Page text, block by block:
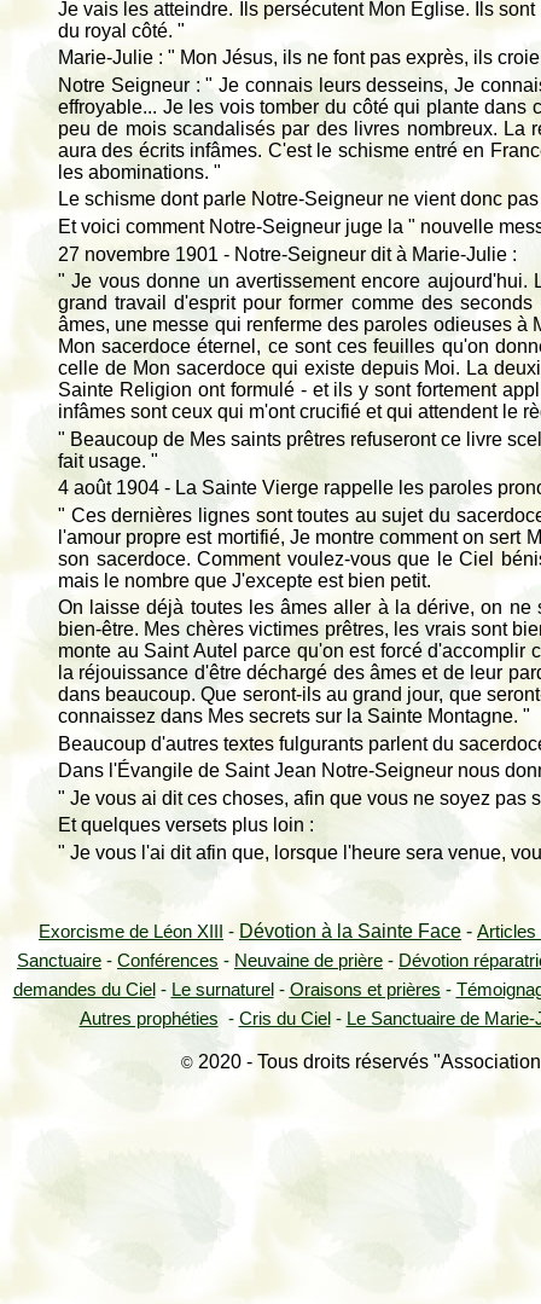
Je vais les atteindre. Ils persécutent Mon Église. Ils
du royal côté. "
Marie-Julie : " Mon Jésus, ils ne font pas exprès, ils
Notre Seigneur : " Je connais leurs desseins, Je
effroyable... Je les vois tomber du côté qui plante dans
peu de mois scandalisés par des livres nombreux.
aura des écrits infâmes. C'est le schisme entré en
les abominations. "
Le schisme dont parle Notre-Seigneur ne vient donc
Et voici comment Notre-Seigneur juge la " nouvelle
27 novembre 1901 - Notre-Seigneur dit à Marie-Julie :
" Je vous donne un avertissement encore
grand travail d'esprit pour former comme des
âmes, une messe qui renferme des paroles odieuses
Mon sacerdoce éternel, ce sont ces feuilles qu'on
celle de Mon sacerdoce qui existe depuis Moi. La
Sainte Religion ont formulé - et ils y sont fortement
infâmes sont ceux qui m'ont crucifié et qui attendent le
" Beaucoup de Mes saints prêtres refuseront ce livre
fait usage. "
4 août 1904 - La Sainte Vierge rappelle les paroles
" Ces dernières lignes sont toutes au sujet du
l'amour propre est mortifié, Je montre comment on sert
son sacerdoce. Comment voulez-vous que le Ciel
mais le nombre que J'excepte est bien petit.
On laisse déjà toutes les âmes aller à la dérive, on
bien-être. Mes chères victimes prêtres, les vrais sont
monte au Saint Autel parce qu'on est forcé
la réjouissance d'être déchargé des âmes et de leur
dans beaucoup. Que seront-ils au grand jour, que
connaissez dans Mes secrets sur la Sainte Montagne. "
Beaucoup d'autres textes fulgurants parlent du
Dans l'Évangile de Saint Jean Notre-Seigneur nous
" Je vous ai dit ces choses, afin que vous ne soyez pas
Et quelques versets plus loin :
" Je vous l'ai dit afin que, lorsque l'heure sera venue,
Exorcisme de Léon XIII - Dévotion à la Sainte Face - Articles
Sanctuaire - Conférences - Neuvaine de prière - Dévotion
demandes du Ciel - Le surnaturel - Oraisons et prières -
Autres prophéties - Cris du Ciel - Le Sanctuaire de Marie-
© 2020 - Tous droits réservés